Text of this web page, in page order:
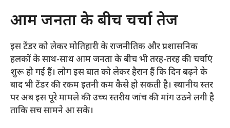
​आम जनता के बीच चर्चा तेज
​इस टेंडर को लेकर मोतिहारी के राजनीतिक और प्रशासनिक
हलकों के साथ-साथ आम जनता के बीच भी तरह-तरह की चर्चाएं
शुरू हो गई हैं। लोग इस बात को लेकर हैरान हैं कि दिन बढ़ने के
बाद भी टेंडर की रकम इतनी कम कैसे हो सकती है। स्थानीय स्तर
पर अब इस पूरे मामले की उच्च स्तरीय जांच की मांग उठने लगी है
ताकि सच सामने आ सके।